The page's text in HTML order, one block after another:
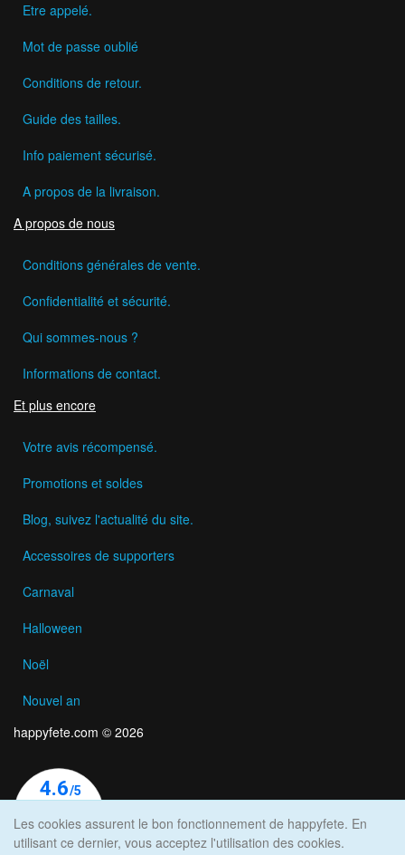
Etre appelé.
Mot de passe oublié
Conditions de retour.
Guide des tailles.
Info paiement sécurisé.
A propos de la livraison.
A propos de nous
Conditions générales de vente.
Confidentialité et sécurité.
Qui sommes-nous ?
Informations de contact.
Et plus encore
Votre avis récompensé.
Promotions et soldes
Blog, suivez l'actualité du site.
Accessoires de supporters
Carnaval
Halloween
Noël
Nouvel an
happyfete.com © 2026
Les cookies assurent le bon fonctionnement de happyfete. En
utilisant ce dernier, vous acceptez l'utilisation des cookies.